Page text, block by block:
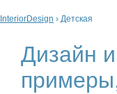
Вы здесь
InteriorDesign › Детская
Дизайн